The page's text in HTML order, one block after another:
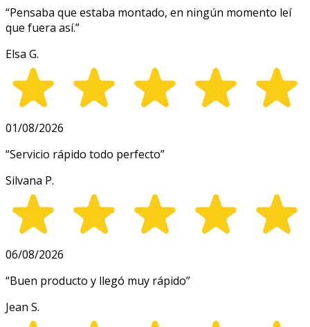
“Pensaba que estaba montado, en ningún momento leí
que fuera así.”
Elsa G.
01/08/2026
“Servicio rápido todo perfecto”
Silvana P.
06/08/2026
“Buen producto y llegó muy rápido”
Jean S.